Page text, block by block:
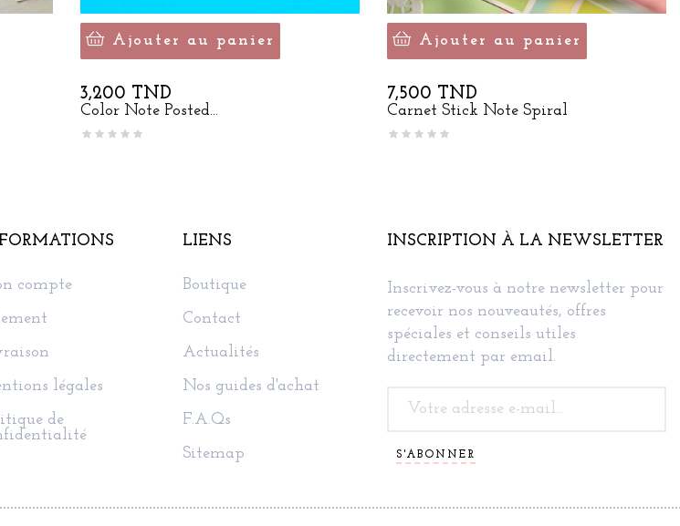
Ajouter au panier
Prix
3,200 TND
Color Note Posted...
Ajouter au panier
Prix
7,500 TND
Carnet Stick Note Spiral
compte
légales
de
LIENS
Boutique
Contact
Actualités
Nos guides d'achat
F.A.Qs
Sitemap
INSCRIPTION À LA NEWSLETTER
Inscrivez-vous à notre newsletter pour
recevoir nos nouveautés, offres
spéciales et conseils utiles
directement par email.
S'ABONNER